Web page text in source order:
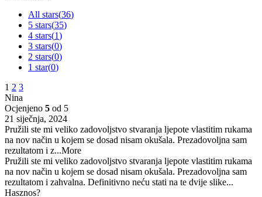
All stars(36)
5 stars(35)
4 stars(1)
3 stars(0)
2 stars(0)
1 star(0)
1 2 3
Nina
Ocjenjeno 5 od 5
21 siječnja, 2024
Pružili ste mi veliko zadovoljstvo stvaranja ljepote vlastitim rukama
na nov način u kojem se dosad nisam okušala. Prezadovoljna sam
rezultatom i z...More
Pružili ste mi veliko zadovoljstvo stvaranja ljepote vlastitim rukama
na nov način u kojem se dosad nisam okušala. Prezadovoljna sam
rezultatom i zahvalna. Definitivno neću stati na te dvije slike...
Hasznos?